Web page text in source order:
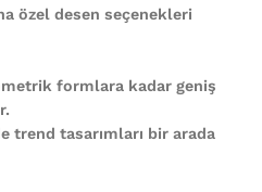
özel desen seçenekleri
formlara kadar geniş
trend tasarımları bir arada